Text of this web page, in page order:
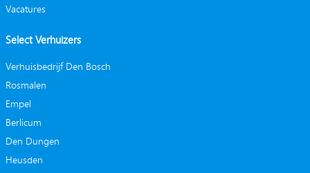
Vacatures
Select Verhuizers
Verhuisbedrijf Den Bosch
Rosmalen
Empel
Berlicum
Den Dungen
Heusden